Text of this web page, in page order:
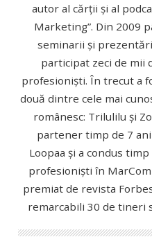
autor al cărții și al
Marketing”. Din 2009
seminarii și
participat zeci de
profesioniști. În trecut a
două dintre cele mai
românesc: Trilulilu și
partener timp de 7
Loopaa și a condus
profesioniști în MarCom
premiat de revista
remarcabili 30 de tineri